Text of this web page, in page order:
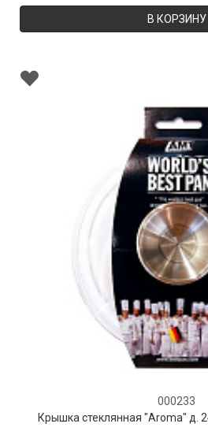
В КОРЗИНУ
000233
Крышка стеклянная "Aroma" д.